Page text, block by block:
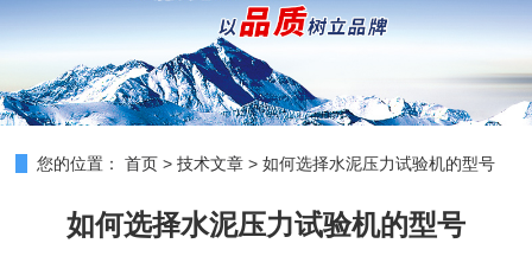
您的位置： 首页 >技术文章 >如何选择水泥压力试验机的型号
如何选择水泥压力试验机的型号